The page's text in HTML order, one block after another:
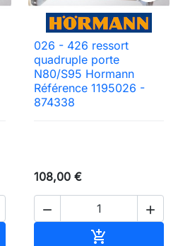
026 - 426 ressort
quadruple porte
N80/S95 Hormann
Référence 1195026 -
874338
108,00 €
 
